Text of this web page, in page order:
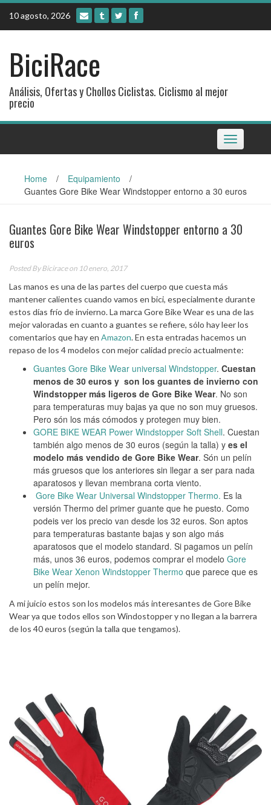
Skip
content
10 agosto, 2026
BiciRace
Análisis, Ofertas y Chollos Ciclistas. Ciclismo al mejor
precio
Toggle
navigation
Home / Equipamiento
/
Guantes Gore Bike Wear Windstopper entorno a 30 euros
Guantes Gore Bike Wear Windstopper entorno a 30
euros
Posted ByBiciraceon 10 enero, 2017
Las manos es una de las partes del cuerpo que cuesta más
mantener calientes cuando vamos en bici, especialmente durante
estos días frío de invierno. La marca Gore Bike Wear es una de las
mejor valoradas en cuanto a guantes se refiere, sólo hay leer los
comentarios que hay en Amazon. En esta entradas hacemos un
repaso de los 4 modelos con mejor calidad precio actualmente:
Guantes Gore Bike Wear universal Windstopper. Cuestan
menos de 30 euros y son los guantes de invierno con
Windstopper más ligeros de Gore Bike Wear. No son
para temperaturas muy bajas ya que no son muy gruesos.
Pero són los más cómodos y protegen muy bien.
GORE BIKE WEAR Power Windstopper Soft Shell. Cuestan
también algo menos de 30 euros (según la talla) y es el
modelo más vendido de Gore Bike Wear. Són un pelín
más gruesos que los anteriores sin llegar a ser para nada
aparatosos y llevan membrana corta viento.
Gore Bike Wear Universal Windstopper Thermo. Es la
versión Thermo del primer guante que he puesto. Como
podeis ver los precio van desde los 32 euros. Son aptos
para temperaturas bastante bajas y son algo más
aparatosos que el modelo standard. Si pagamos un pelín
más, unos 36 euros, podemos comprar el modelo Gore
Bike Wear Xenon Windstopper Thermo que parece que es
un pelín mejor.
A mi juicio estos son los modelos más interesantes de Gore Bike
Wear ya que todos ellos son Windostopper y no llegan a la barrera
de los 40 euros (según la talla que tengamos).